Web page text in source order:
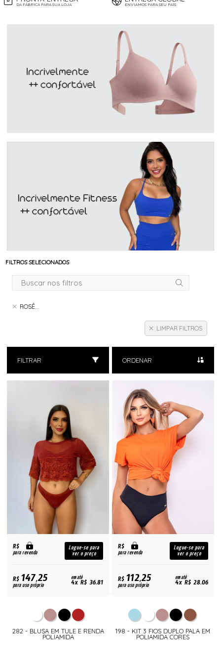
DA FÁBRICA PARA SUA LOJA ENVIAMOS PARA SEU PAÍS
FILTROS SELECIONADOS
ROSÊ...
LIMPAR FILTROS
FILTRAR ORDENAR
R$
para revenda
Logue-se para
ver o preço
R$147,25
para uso próprio
em até
4x R$ 36,81
282 - BLUSA EM TULE E RENDA
POLIAMIDA
R$
para revenda
Logue-se para
ver o preço
R$112,25
para uso próprio
em até
4x R$ 28,06
198 - KIT 3 FIOS DUPLO PALA EM
POLIAMIDA CORES